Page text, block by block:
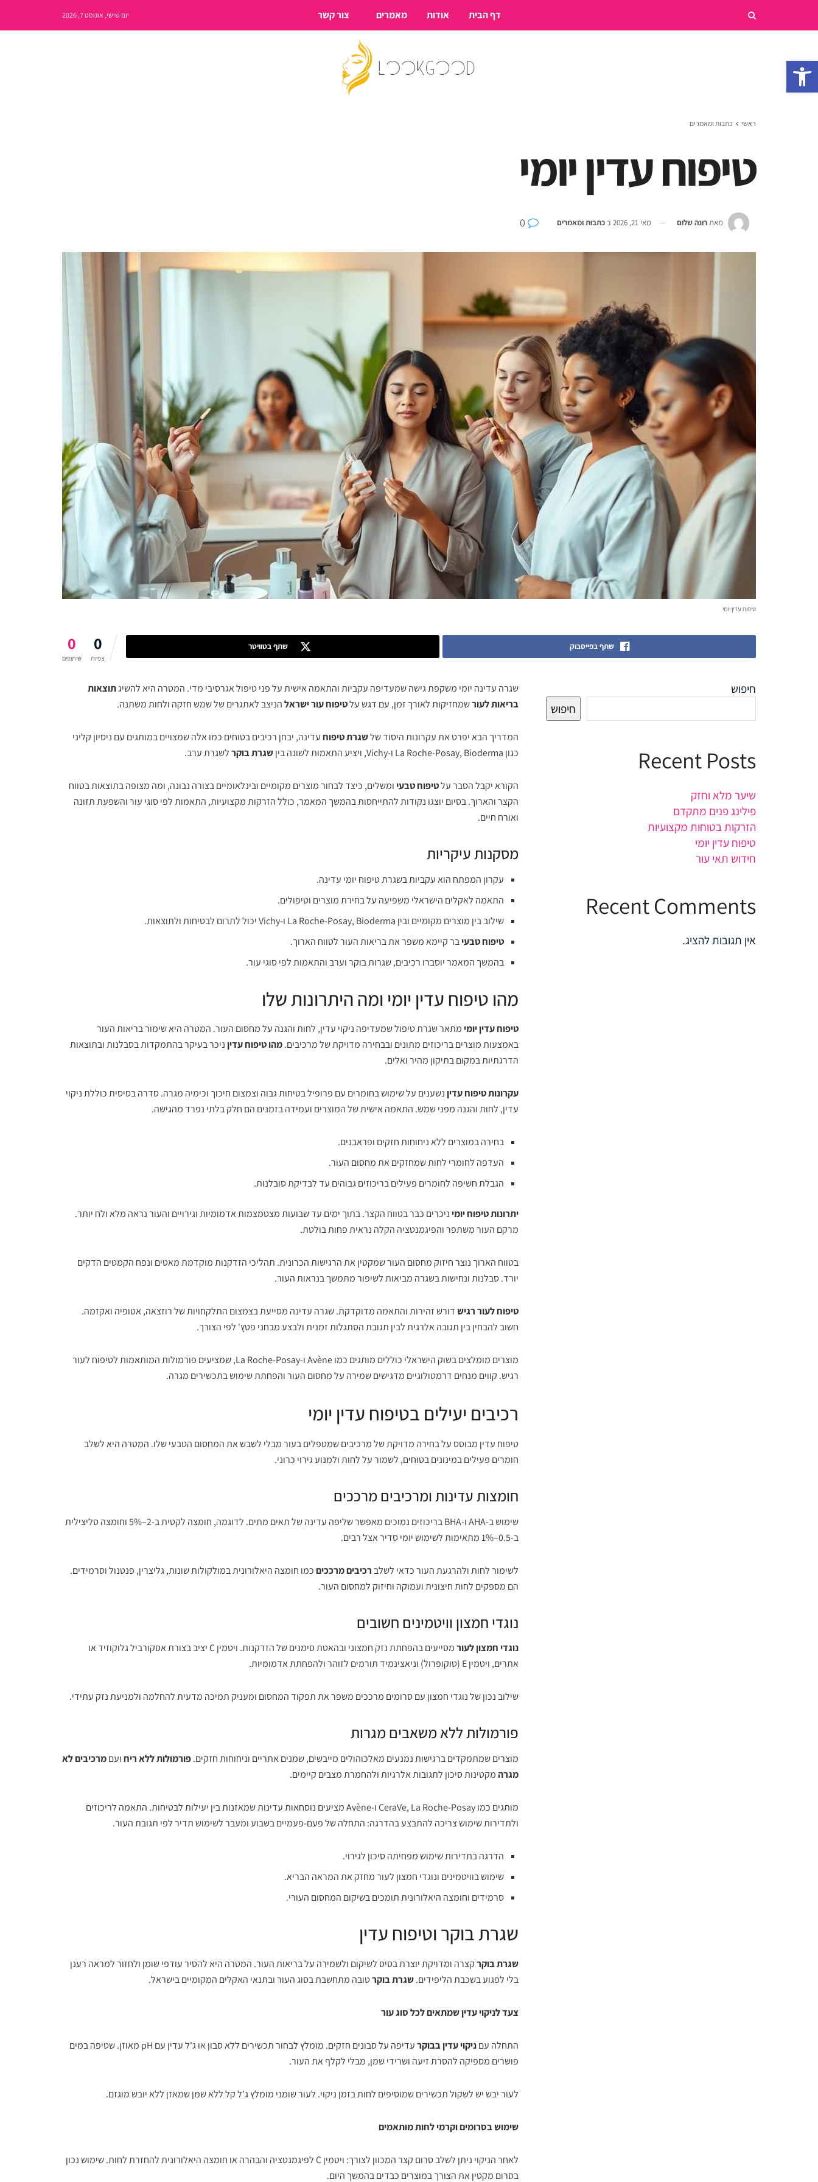
פתח סרגל נגישות
דף הבית אודות מאמרים צור קשר יום שישי, אוגוסט 7, 2026
ראשי כתבות ומאמרים
טיפוח עדין יומי
מאתרונה שלום מאי 21, 2026 בכתבות ומאמרים
טיפוח עדין יומי
0
שיתופים
0
צפיות
שתף בפייסבוק שתף בטוויטר
שגרה עדינה יומי משקפת גישה שמעדיפה עקביות והתאמה אישית על פני טיפול אגרסיבי מדי. המטרה היא להשיגתוצאות
בריאות לעורשמחזיקות לאורך זמן, עם דגש עלטיפוח עור ישראלהניצב לאתגרים של שמש חזקה ולחות משתנה.
המדריך הבא יפרט את עקרונות היסוד שלשגרת טיפוחעדינה, יבחן רכיבים בטוחים כמו אלה שמצויים במותגים עם ניסיון קליני
כגון La Roche-Posay, Bioderma ו-Vichy, ויציע התאמות לשונה בין
שגרת בוקרלשגרת ערב.
הקורא יקבל הסבר עלטיפוח טבעיומשלים, כיצד לבחור מוצרים מקומיים ובינלאומיים בצורה נבונה, ומה מצופה בתוצאות בטווח
הקצר והארוך. בסיום יוצגו נקודות להתייחסות בהמשך המאמר, כולל הזרקות מקצועיות, התאמות לפי סוגי עור והשפעת תזונה
ואורח חיים.
מסקנות עיקריות
עקרון המפתח הוא עקביות בשגרת טיפוח יומי עדינה.
התאמה לאקלים הישראלי משפיעה על בחירת מוצרים וטיפולים.
שילוב בין מוצרים מקומיים ובין La Roche-Posay, Bioderma ו-Vichy יכול לתרום לבטיחות ולתוצאות.
טיפוח טבעיבר קיימא משפר את בריאות העור לטווח הארוך.
בהמשך המאמר יוסברו רכיבים, שגרות בוקר וערב והתאמות לפי סוגי עור.
מהו טיפוח עדין יומי ומה היתרונות שלו
טיפוח עדין יומימתאר שגרת טיפול שמעדיפה ניקוי עדין, לחות והגנה על מחסום העור. המטרה היא שימור בריאות העור
באמצעות מוצרים בריכוזים מתונים ובבחירה מדויקת של מרכיבים.מהו טיפוח עדיןניכר בעיקר בהתמקדות בסבלנות ובתוצאות
הדרגתיות במקום בתיקון מהיר ואלים.
עקרונות טיפוח עדיןנשענים על שימוש בחומרים עם פרופיל בטיחות גבוה וצמצום חיכוך וכימיה מגרה. סדרה בסיסית כוללת ניקוי
עדין, לחות והגנה מפני שמש. התאמה אישית של המוצרים ועמידה בזמנים הם חלק בלתי נפרד מהגישה.
בחירה במוצרים ללא ניחוחות חזקים ופראבנים.
העדפה לחומרי לחות שמחזקים את מחסום העור.
הגבלת חשיפה לחומרים פעילים בריכוזים גבוהים עד לבדיקת סובלנות.
יתרונות טיפוח יומיניכרים כבר בטווח הקצר. בתוך ימים עד שבועות מצטמצמות אדמומיות וגירויים והעור נראה מלא ולח יותר.
מרקם העור משתפר והפיגמנטציה הקלה נראית פחות בולטת.
בטווח הארוך נוצר חיזוק מחסום העור שמקטין את הרגישות הכרונית. תהליכי הזדקנות מוקדמת מאטים ונפח הקמטים הדקים
יורד. סבלנות ונחישות בשגרה מביאות לשיפור מתמשך בנראות העור.
טיפוח לעור רגישדורש זהירות והתאמה מדוקדקת. שגרה עדינה מסייעת בצמצום התלקחויות של רוזצאה, אטופיה ואקזמה.
חשוב להבחין בין תגובה אלרגית לבין תגובת הסתגלות זמנית ולבצע מבחני פטץ' לפי הצורך.
מוצרים מומלצים בשוק הישראלי כוללים מותגים כמו Avène ו-La Roche-Posay, שמציעים פורמולות המותאמות לטיפוח לעור
רגיש. קווים מנחים דרמטולוגיים מדגישים שמירה על מחסום העור והפחתת שימוש בתכשירים מגרה.
רכיבים יעילים בטיפוח עדין יומי
טיפוח עדין מבוסס על בחירה מדויקת של מרכיבים שמטפלים בעור מבלי לשבש את המחסום הטבעי שלו. המטרה היא לשלב
חומרים פעילים במינונים בטוחים, לשמור על לחות ולמנוע גירוי כרוני.
חומצות עדינות ומרכיבים מרככים
שימוש ב-AHA ו-BHA בריכוזים נמוכים מאפשר שליפה עדינה של תאים מתים. לדוגמה, חומצה לקטית ב-2–5% וחומצה סליצילית
ב-0.5–1% מתאימות לשימוש יומי סדיר אצל רבים.
לשימור לחות ולהרגעת העור כדאי לשלברכיבים מרככיםכמו חומצה היאלורונית במולקולות שונות, גליצרין, פנטנול וסרמידים.
הם מספקים לחות חיצונית ועמוקה וחיזוק למחסום העור.
נוגדי חמצון וויטמינים חשובים
נוגדי חמצון לעור
מסייעים בהפחתת נזק חמצוני ובהאטת סימנים של הזדקנות. ויטמין C יציב בצורת אסקורביל גלוקוזיד או
אתרים, ויטמין E (טוקופרול) וניאצינמיד תורמים לזוהר ולהפחתת אדמומיות.
שילוב נכון של נוגדי חמצון עם סרומים מרככים משפר את תפקוד המחסום ומעניק תמיכה מדעית להחלמה ולמניעת נזק עתידי.
פורמולות ללא משאבים מגרות
מוצרים שמתמקדים ברגישות נמנעים מאלכוהולים מייבשים, שמנים אתריים וניחוחות חזקים.פורמולות ללא ריחועםמרכיבים לא
מגרהמקטינות סיכון לתגובות אלרגיות ולהחמרת מצבים קיימים.
מותגים כמו CeraVe, La Roche-Posay ו-Avène מציעים נוסחאות עדינות שמאזנות בין יעילות לבטיחות. התאמה לריכוזים
ולתדירות שימוש צריכה להתבצע בהדרגה: התחלה של פעם-פעמיים בשבוע ומעבר לשימוש תדיר לפי תגובת העור.
הדרגה בתדירות שימוש מפחיתה סיכון לגירוי.
שימוש בוויטמינים ונוגדי חמצון לעור מחזק את המראה הבריא.
סרמידים וחומצה היאלורונית תומכים בשיקום המחסום העורי.
שגרת בוקר וטיפוח עדין
שגרת בוקרקצרה ומדויקת יוצרת בסיס לשיקום ולשמירה על בריאות העור. המטרה היא להסיר עודפי שומן ולחזור למראה רענן
בלי לפגוע בשכבת הליפידים.שגרת בוקרטובה מתחשבת בסוג העור ובתנאי האקלים המקומיים בישראל.
צעד לניקוי עדין שמתאים לכל סוג עור
התחלה עםניקוי עדין בבוקר
עדיפה על סבונים חזקים. מומלץ לבחור תכשירים ללא סבון או ג'ל עדין עם pH מאוזן. שטיפה במים
פושרים מספיקה להסרת זיעה ושרידי שמן, מבלי לקלף את העור.
לעור יבש יש לשקול תכשירים שמוסיפים לחות בזמן ניקוי. לעור שומני מומלץ ג'ל קל ללא שמן שמאזן ללא יובש מוגזם.
שימוש בסרומים וקרמי לחות מותאמים
לאחר הניקוי ניתן לשלב סרום קצר המכוון לצורך: ויטמין C לפיגמנטציה והבהרה או חומצה היאלורונית להחזרת לחות. שימוש נכון
בסרום מקטין את הצורך במוצרים כבדים בהמשך היום.
חיפוש
חיפוש
Recent Posts
שיער מלא וחזק
פילינג פנים מתקדם
הזרקות בטוחות מקצועיות
טיפוח עדין יומי
חידוש תאי עור
Recent Comments
אין תגובות להציג.